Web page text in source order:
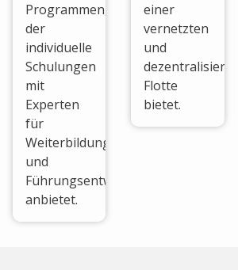
Programmen,
der
individuelle
Schulungen
mit
Experten
für
Weiterbildung
und
Führungsentwicklung
anbietet.
einer
vernetzten
und
dezentralisierten
Flotte
bietet.